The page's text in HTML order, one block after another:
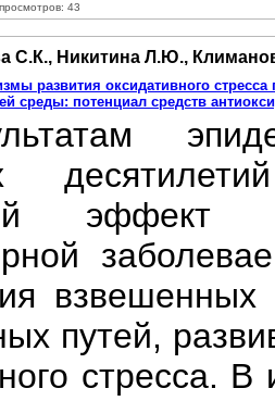
43
С.К., Никитина Л.Ю.,
развития оксидативного
среды: потенциал средств
эффект
путей,
стресса. В